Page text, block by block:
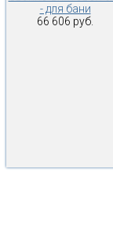
- для бани
66 606 руб.